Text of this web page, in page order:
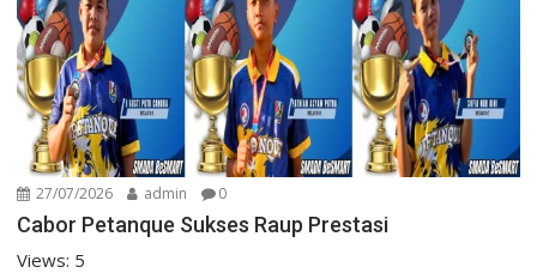
27/07/2026 admin 0
Cabor Petanque Sukses Raup Prestasi
Views: 5